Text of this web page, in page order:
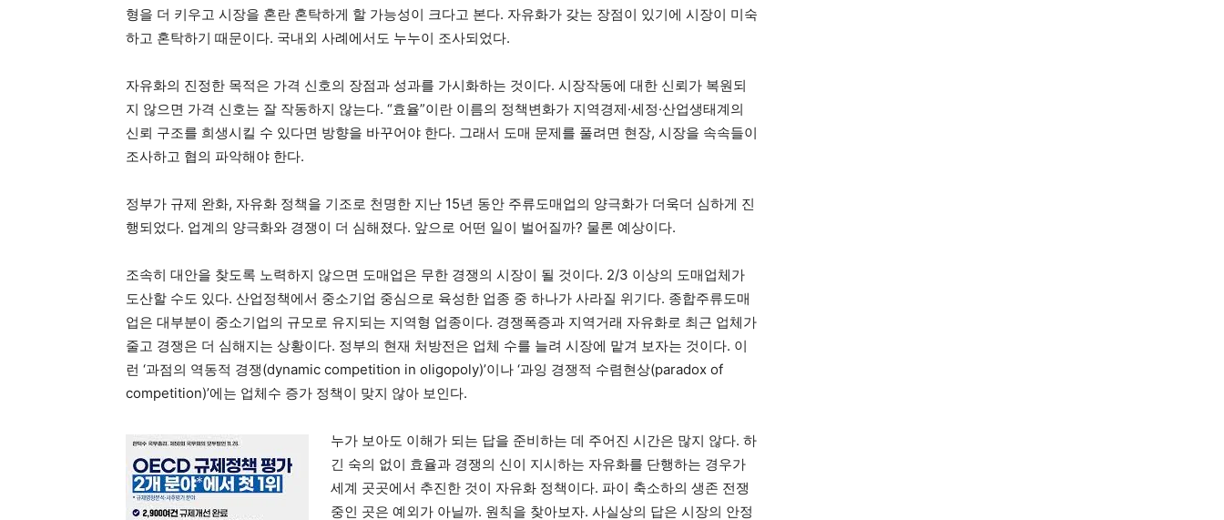
형을 더 키우고 시장을 혼란 혼탁하게 할 가능성이 크다고 본다. 자유화가 갖는 장점이 있기에 시장이 미숙
하고 혼탁하기 때문이다. 국내외 사례에서도 누누이 조사되었다.
자유화의 진정한 목적은 가격 신호의 장점과 성과를 가시화하는 것이다. 시장작동에 대한 신뢰가 복원되
지 않으면 가격 신호는 잘 작동하지 않는다. “효율”이란 이름의 정책변화가 지역경제·세정·산업생태계의
신뢰 구조를 희생시킬 수 있다면 방향을 바꾸어야 한다. 그래서 도매 문제를 풀려면 현장, 시장을 속속들이
조사하고 협의 파악해야 한다.
정부가 규제 완화, 자유화 정책을 기조로 천명한 지난 15년 동안 주류도매업의 양극화가 더욱더 심하게 진
행되었다. 업계의 양극화와 경쟁이 더 심해졌다. 앞으로 어떤 일이 벌어질까? 물론 예상이다.
조속히 대안을 찾도록 노력하지 않으면 도매업은 무한 경쟁의 시장이 될 것이다. 2/3 이상의 도매업체가
도산할 수도 있다. 산업정책에서 중소기업 중심으로 육성한 업종 중 하나가 사라질 위기다. 종합주류도매
업은 대부분이 중소기업의 규모로 유지되는 지역형 업종이다. 경쟁폭증과 지역거래 자유화로 최근 업체가
줄고 경쟁은 더 심해지는 상황이다. 정부의 현재 처방전은 업체 수를 늘려 시장에 맡겨 보자는 것이다. 이
런 ‘과점의 역동적 경쟁(dynamic competition in oligopoly)’이나 ‘과잉 경쟁적 수렴현상(paradox of
competition)’에는 업체수 증가 정책이 맞지 않아 보인다.
누가 보아도 이해가 되는 답을 준비하는 데 주어진 시간은 많지 않다. 하
긴 숙의 없이 효율과 경쟁의 신이 지시하는 자유화를 단행하는 경우가
세계 곳곳에서 추진한 것이 자유화 정책이다. 파이 축소하의 생존 전쟁
중인 곳은 예외가 아닐까. 원칙을 찾아보자. 사실상의 답은 시장의 안정